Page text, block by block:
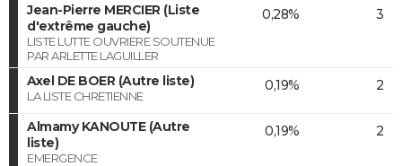
Jean-Pierre MERCIER (Liste
d'extrême gauche)
LISTE LUTTE OUVRIERE SOUTENUE
PAR ARLETTE LAGUILLER
0,28% 3
Axel DE BOER (Autre liste)
LA LISTE CHRETIENNE
0,19% 2
Almamy KANOUTE (Autre
liste)
EMERGENCE
0,19% 2